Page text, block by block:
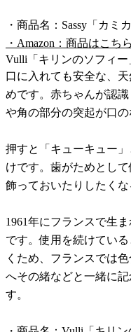
・商品名：Sassy「カミ
・Amazon：商品はこちら
Vulli「キリンのソフィー
口に入れても安全な、
めです。赤ちゃんが認
や角の部分の突起が口の
押すと「キューキュー
けです。歯がためとし
飾っておいたりしたくな
1961年にフランスで生
です。使用を続けてい
くため、フランスでは
へその緒などと一緒に
す。